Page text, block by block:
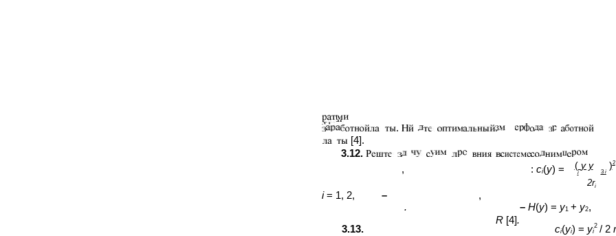
.
[4].
3.12.
,
: ci(y) = ( y y
3 i
)2
i
2ri
i= 1, 2, – ,
.
– H(y) = y1 + y2,
3.13.
R [4].
ci(yi) = yi
2 / 2 r